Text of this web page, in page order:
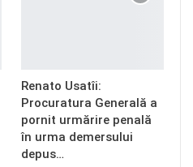
Renato Usatîi:
Procuratura Generală a
pornit urmărire penală
în urma demersului
depus…